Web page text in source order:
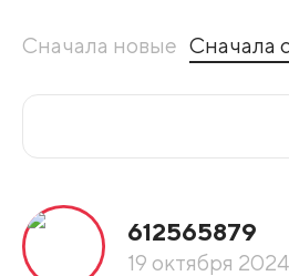
Сначала новые Сначала
По рейтингу
612565879
19 октября